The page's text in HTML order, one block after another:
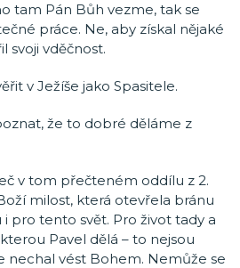
tam Pán Bůh vezme, tak se
práce. Ne, aby získal nějaké
svoji vděčnost.
v Ježíše jako Spasitele.
že to dobré děláme z
v tom přečteném oddílu z 2.
milost, která otevřela bránu
pro tento svět. Pro život tady a
Pavel dělá – to nejsou
nechal vést Bohem. Nemůže se